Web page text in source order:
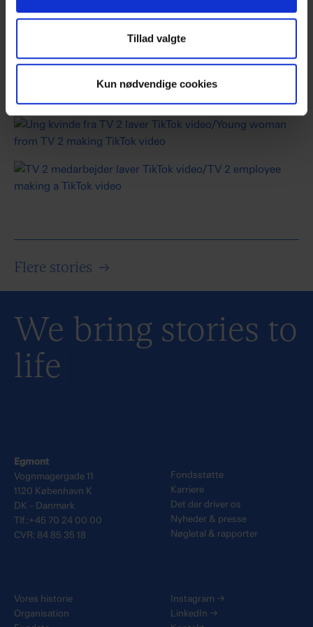
Tillad valgte
Kun nødvendige cookies
”Så er det, jeg tænker, at vi er lykkedes og er en
succes,” siger Karen Anna Kleppe.
Flere stories →
We bring stories to
life
Egmont
Vognmagergade 11
1120 København K
DK - Danmark
Tlf.:+45 70 24 00 00
CVR: 84 85 35 18
Fondsstøtte
Karriere
Det der driver os
Nyheder & presse
Nøgletal & rapporter
Vores historie
Organisation
Instagram →
LinkedIn →